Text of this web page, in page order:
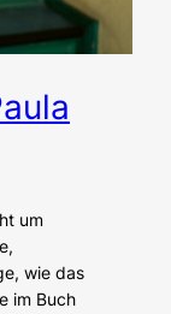
um
wie das
im Buch